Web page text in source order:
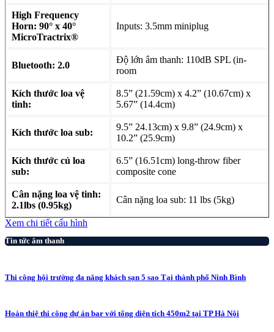
High Frequency
Horn: 90° x 40°
MicroTractrix®
Inputs: 3.5mm miniplug
Bluetooth: 2.0
Độ lớn âm thanh: 110dB SPL (in-
room
Kích thước loa vệ
tinh:
8.5” (21.59cm) x 4.2” (10.67cm) x
5.67” (14.4cm)
Kích thước loa sub:
9.5” 24.13cm) x 9.8” (24.9cm) x
10.2” (25.9cm)
Kích thước củ loa
sub:
6.5” (16.51cm) long-throw fiber
composite cone
Cân nặng loa vệ tinh:
2.1lbs (0.95kg)
Cân nặng loa sub: 11 lbs (5kg)
Xem chi tiết cấu hình
Tin tức âm thanh
Thi công hội trường đa năng khách sạn 5 sao Tại thành phố Ninh Bình
Hoàn thiệ thi công dự án bar với tổng diện tích 450m2 tại TP Hà Nội